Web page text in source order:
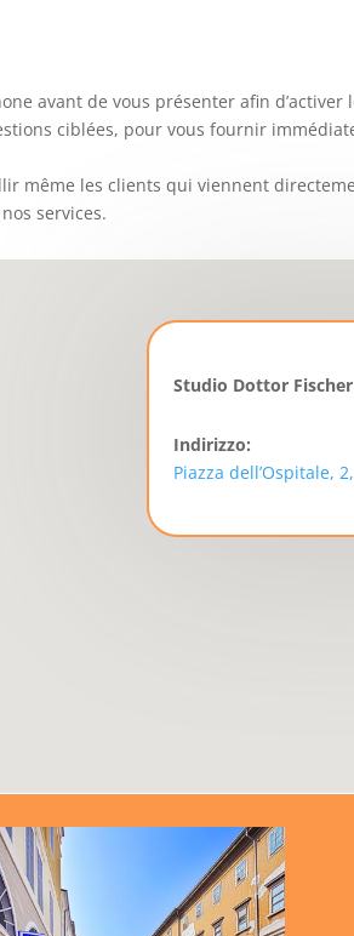
avant de vous présenter afin d’activer
ciblées, pour vous fournir
même les clients qui viennent
services.
Studio Dottor Fischer
Indirizzo:
Piazza dell’Ospitale,